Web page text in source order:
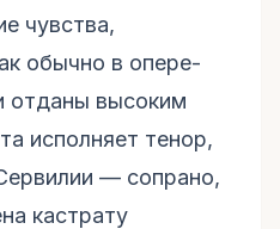
чувства,
обычно в опере-
отданы высоким
исполняет тенор,
— сопрано,
кастрату